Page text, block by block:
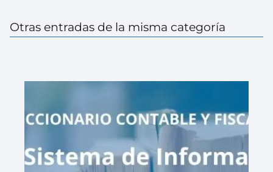
Otras entradas de la misma categoría